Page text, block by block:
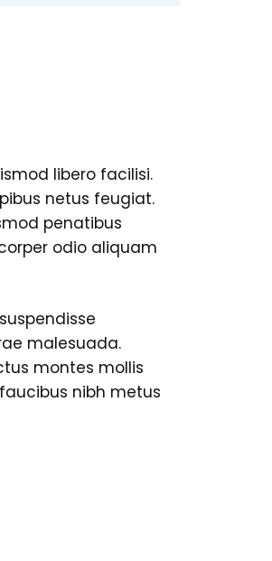
libero facilisi.
netus feugiat.
penatibus
odio aliquam
malesuada.
montes mollis
nibh metus